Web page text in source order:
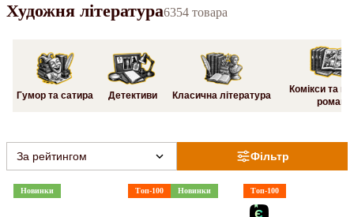
Художня література6354 товара
Гумор та сатира Детективи Класична література
Комікси та
романи
Фільтр
За рейтингом
Новинки Топ-100 Новинки Топ-100